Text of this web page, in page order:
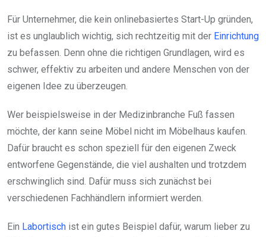
Für Unternehmer, die kein onlinebasiertes Start-Up gründen,
ist es unglaublich wichtig, sich rechtzeitig mit der Einrichtung
zu befassen. Denn ohne die richtigen Grundlagen, wird es
schwer, effektiv zu arbeiten und andere Menschen von der
eigenen Idee zu überzeugen.
Wer beispielsweise in der Medizinbranche Fuß fassen
möchte, der kann seine Möbel nicht im Möbelhaus kaufen.
Dafür braucht es schon speziell für den eigenen Zweck
entworfene Gegenstände, die viel aushalten und trotzdem
erschwinglich sind. Dafür muss sich zunächst bei
verschiedenen Fachhändlern informiert werden.
Ein Labortisch ist ein gutes Beispiel dafür, warum lieber zu